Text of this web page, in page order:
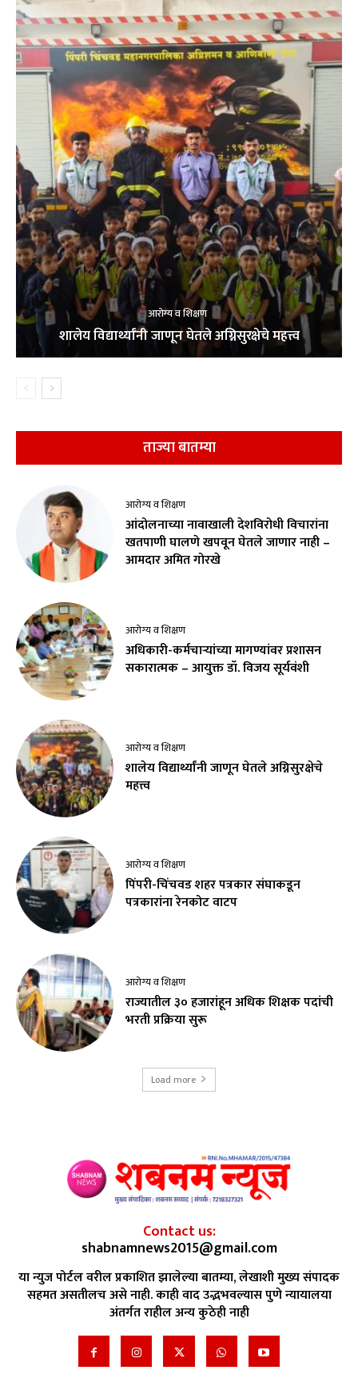
आरोग्य व शिक्षण
शालेय विद्यार्थ्यांनी जाणून घेतले अग्निसुरक्षेचे महत्त्व
ताज्या बातम्या
आरोग्य व शिक्षण
आंदोलनाच्या नावाखाली देशविरोधी विचारांना
खतपाणी घालणे खपवून घेतले जाणार नाही –
आमदार अमित गोरखे
आरोग्य व शिक्षण
अधिकारी-कर्मचाऱ्यांच्या मागण्यांवर प्रशासन
सकारात्मक – आयुक्त डॉ. विजय सूर्यवंशी
आरोग्य व शिक्षण
शालेय विद्यार्थ्यांनी जाणून घेतले अग्निसुरक्षेचे
महत्त्व
आरोग्य व शिक्षण
पिंपरी-चिंचवड शहर पत्रकार संघाकडून
पत्रकारांना रेनकोट वाटप
आरोग्य व शिक्षण
राज्यातील ३० हजारांहून अधिक शिक्षक पदांची
भरती प्रक्रिया सुरू
Load more
Contact us:
shabnamnews2015@gmail.com
या न्युज पोर्टल वरील प्रकाशित झालेल्या बातम्या, लेखाशी मुख्य संपादक
सहमत असतीलच असे नाही. काही वाद उद्भभवल्यास पुणे न्यायालया
अंतर्गत राहील अन्य कुठेही नाही